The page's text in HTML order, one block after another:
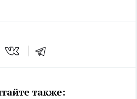
также: